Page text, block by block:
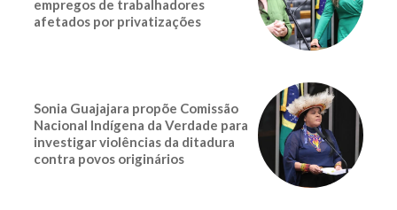
empregos de trabalhadores
afetados por privatizações
Sonia Guajajara propõe Comissão
Nacional Indígena da Verdade para
investigar violências da ditadura
contra povos originários